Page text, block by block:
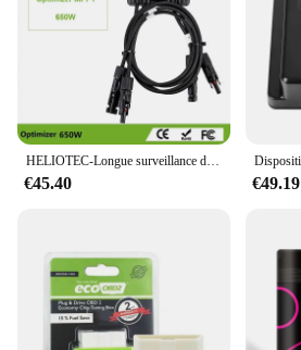
HELIOTEC-Longue surveillance de panneau solaire en temps réel, optimiseur de puissance, MPPT, entrée 12V-75V, Ip68, limite la tension, anti-point d'accès, 650W
€45.40 €49.19